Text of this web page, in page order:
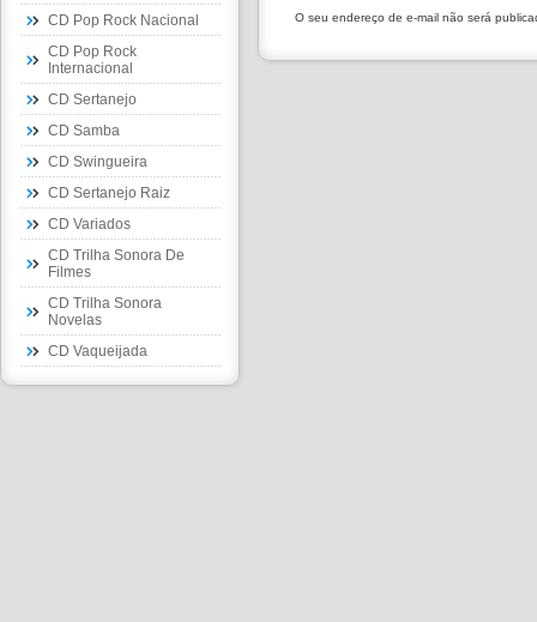
CD Pop Rock Nacional
CD Pop Rock
Internacional
CD Sertanejo
CD Samba
CD Swingueira
CD Sertanejo Raiz
CD Variados
CD Trilha Sonora De
Filmes
CD Trilha Sonora
Novelas
CD Vaqueijada
O seu endereço de e-mail não será